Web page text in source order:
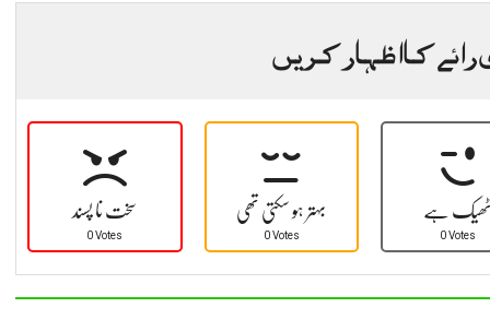
کا اظہار کریں
سخت نا پسند
0 Votes
بہتر ہو سکتی تھی
0 Votes
ہے
0 Votes